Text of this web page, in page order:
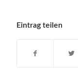
Eintrag teilen